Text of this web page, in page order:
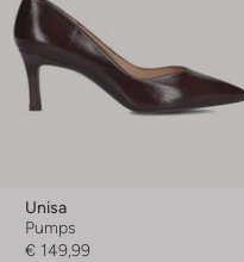
Unisa
Pumps
€ 149,99